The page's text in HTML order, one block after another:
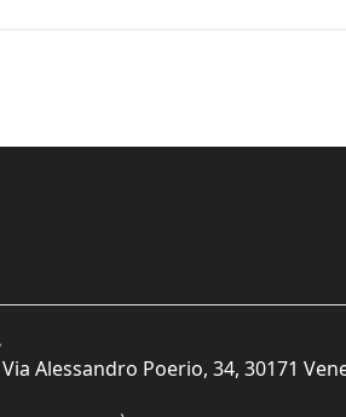
Alessandro Poerio, 34, 30171